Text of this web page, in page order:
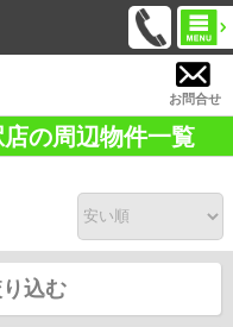
お問合せ
の周辺物件一覧
込む